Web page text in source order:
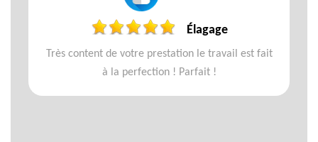
Élagage
Très content de votre prestation le travail est fait
à la perfection ! Parfait !